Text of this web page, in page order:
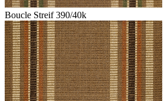
Boucle Streif 390/40k